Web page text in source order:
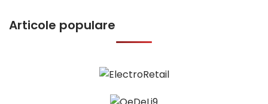
Articole populare